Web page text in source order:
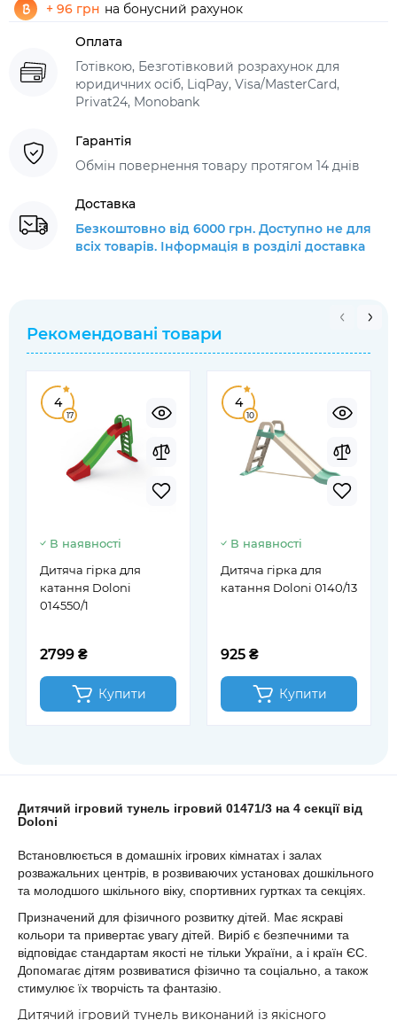
+ 96 грн на бонусний рахунок
Оплата
Готівкою, Безготівковий розрахунок для
юридичних осіб, LiqPay, Visa/MasterCard,
Privat24, Monobank
Гарантія
Обмін повернення товару протягом 14 днів
Доставка
Безкоштовно від 6000 грн. Доступно не для
всіх товарів. Інформація в розділі доставка
Рекомендовані товари
4
17
В наявності
Дитяча гірка для
катання Doloni
014550/1
2799 ₴
Купити
4
10
В наявності
Дитяча гірка для
катання Doloni 0140/13
925 ₴
Купити
Дитячий ігровий тунель ігровий 01471/3 на 4 секції від
Doloni
Встановлюється в домашніх ігрових кімнатах і залах
розважальних центрів, в розвиваючих установах дошкільного
та молодшого шкільного віку, спортивних гуртках та секціях.
Призначений для фізичного розвитку дітей. Має яскраві
кольори та привертає увагу дітей. Виріб є безпечними та
відповідає стандартам якості не тільки України, а і країн ЄС.
Допомагає дітям розвиватися фізично та соціально, а також
стимулює їх творчість та фантазію.
Дитячий ігровий тунель виконаний із якісного